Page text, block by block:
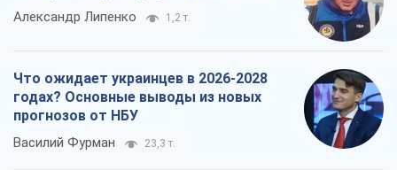
Александр Липенко 1,2 т.
Что ожидает украинцев в 2026-2028
годах? Основные выводы из новых
прогнозов от НБУ
Василий Фурман 23,3 т.